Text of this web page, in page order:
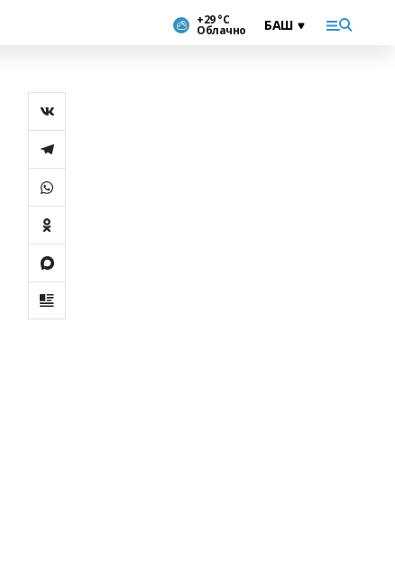
+29 °С
Облачно